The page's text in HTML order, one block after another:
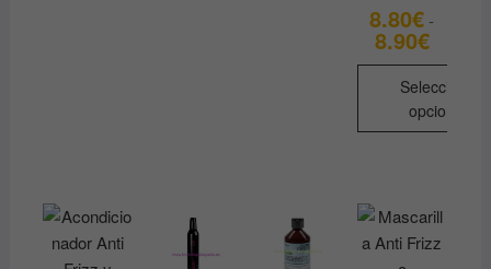
elegir
en
8.80€ -
8.90€Rango
de
precios:
desde
8.80€
hasta
8.90€
Seleccionar
opciones
múltiples
variantes.